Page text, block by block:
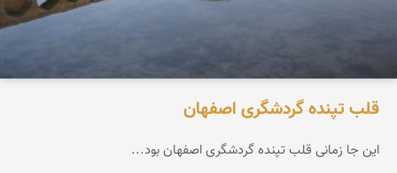
قلب تپنده گردشگری اصفهان
این جا زمانی قلب تپنده گردشگری اصفهان بود...